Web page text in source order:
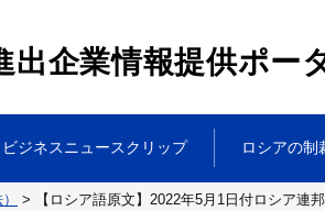
出企業情報提供ポー
ビジネスニュースクリップ ロシアの制
> 【ロシア語原文】2022年5月1日付ロシア連